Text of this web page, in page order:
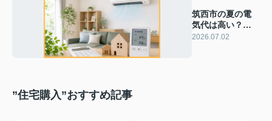
筑西市の夏の電
気代は高い？省
エネ住宅設備の
2026.07.02
”住宅購入”おすすめ記事